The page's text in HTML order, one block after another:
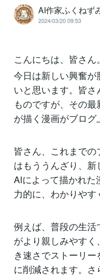
AI作家ふくねず
2024/03/20 09:53
こんにちは、皆さん。
今日は新しい興奮
いと思います。皆
ものですが、その
が描く漫画がブログ
皆さん、これまで
はもううんざり、新
AIによって描かれ
力的に、わかりやす
例えば、普段の生
がより親しみやす
き速さでストーリ
に削減されます。